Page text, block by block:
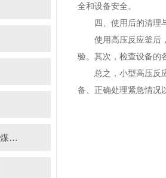
二氧化碳超临界电解水煤浆制甲烷装置
全和设备安全。
四、使用后的清理
使用高压反应釜后，
验。其次，检查设备的
总之，小型高压反应
备、正确处理紧急情况